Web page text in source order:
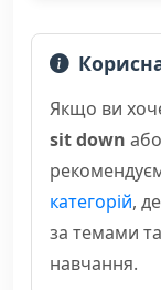
Якщо ви
sit down
категорій,
за темами
навчання.